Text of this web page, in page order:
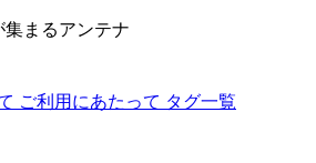
まるアンテナ
ご利用にあたって タグ一覧